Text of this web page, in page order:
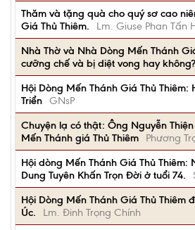
Thăm và tặng quà cho quý sơ cao
Giá Thủ Thiêm.
Lm. Giuse Phan Tấn
Nhà Thờ và Nhà Dòng Mến Thánh
cưỡng chế và bị diệt vong hay không?
Hội Dòng Mến Thánh Giá Thủ Thiêm:
Triển GNsP
Chuyện lạ có thật: Ông Nguyễn
Mến Thánh giá Thủ Thiêm
Phương
Hội dòng Mến Thánh Giá Thủ Thiêm:
Dung Tuyên Khấn Trọn Đời ở tuổi 74.
Hội Dòng Mến Thánh Giá Thủ Thiêm
Úc.
Lm. Đinh Trọng Chính